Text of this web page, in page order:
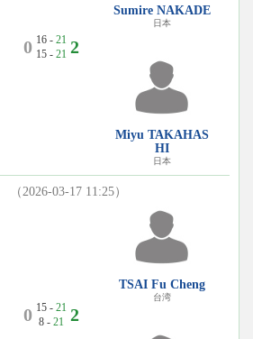
0 16 - 21
15 - 21 2
Sumire NAKADE
日本
Miyu TAKAHAS
HI
日本
（2026-03-17 11:25）
0 15 - 21
8 - 21 2
TSAI Fu Cheng
台湾